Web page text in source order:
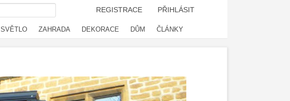
REGISTRACE PŘIHLÁSIT
SVĚTLO ZAHRADA DEKORACE DŮM ČLÁNKY